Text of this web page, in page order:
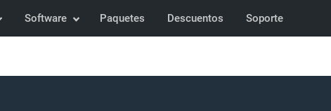
Software Paquetes Descuentos Soporte